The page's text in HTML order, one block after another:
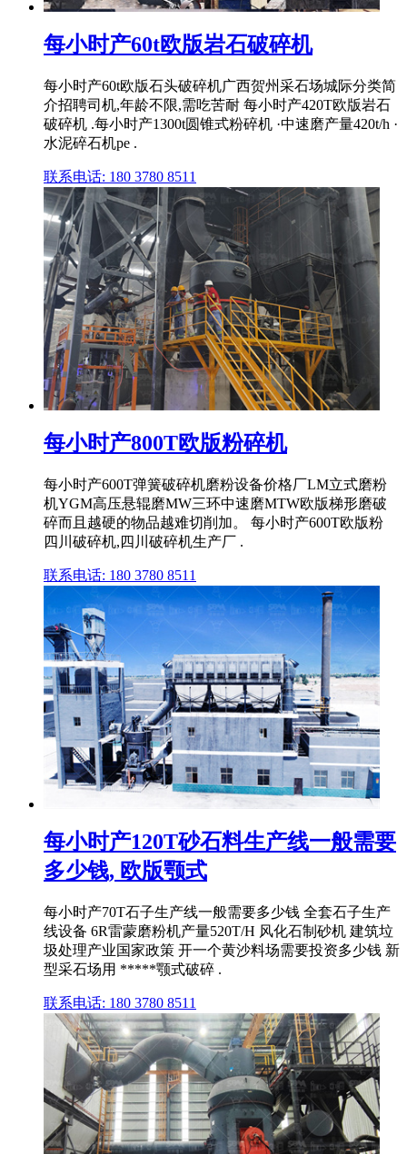
每小时产60t欧版岩石破碎机
每小时产60t欧版石头破碎机广西贺州采石场城际分类简
介招聘司机,年龄不限,需吃苦耐 每小时产420T欧版岩石
破碎机 .每小时产1300t圆锥式粉碎机 ·中速磨产量420t/h ·
水泥碎石机pe .
联系电话: 180 3780 8511
每小时产800T欧版粉碎机
每小时产600T弹簧破碎机磨粉设备价格厂LM立式磨粉
机YGM高压悬辊磨MW三环中速磨MTW欧版梯形磨破
碎而且越硬的物品越难切削加。 每小时产600T欧版粉
四川破碎机,四川破碎机生产厂 .
联系电话: 180 3780 8511
每小时产120T砂石料生产线一般需要
多少钱, 欧版颚式
每小时产70T石子生产线一般需要多少钱 全套石子生产
线设备 6R雷蒙磨粉机产量520T/H 风化石制砂机 建筑垃
圾处理产业国家政策 开一个黄沙料场需要投资多少钱 新
型采石场用 *****颚式破碎 .
联系电话: 180 3780 8511